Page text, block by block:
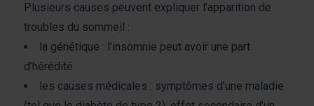
Plusieurs causes peuvent expliquer l’apparition de
troubles du sommeil :
la génétique : l’insomnie peut avoir une part
d’hérédité
les causes médicales : symptômes d’une maladie